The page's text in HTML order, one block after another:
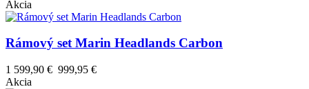
Akcia
Rámový set Marin Headlands Carbon
1 599,90 € 999,95 €
Akcia